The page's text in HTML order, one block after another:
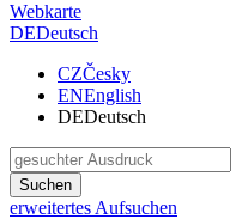
Webkarte
DEDeutsch
CZČesky
ENEnglish
DEDeutsch
Suchen
erweitertes Aufsuchen